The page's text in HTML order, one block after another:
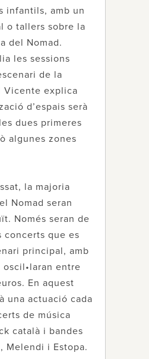
infantils, amb un
o tallers sobre la
del Nomad.
les sessions
de la
Vicente explica
d’espais serà
dues primeres
algunes zones
la majoria
Nomad seran
Només seran de
concerts que es
principal, amb
oscil•laran entre
En aquest
una actuació cada
de música
català i bandes
Melendi i Estopa.